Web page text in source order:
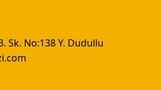
Sk. No:138 Y. Dudullu